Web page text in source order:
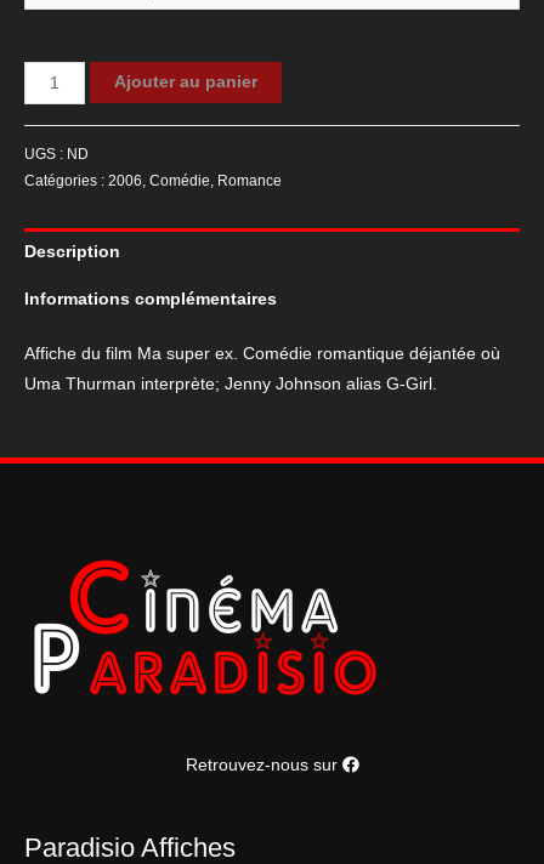
quantité
de
Ma
super
ex.
Ajouter au panier
UGS : ND
Catégories : 2006, Comédie, Romance
Description
Informations complémentaires
Affiche du film Ma super ex. Comédie romantique déjantée où
Uma Thurman interprète; Jenny Johnson alias G-Girl.
Retrouvez-nous sur
Paradisio Affiches